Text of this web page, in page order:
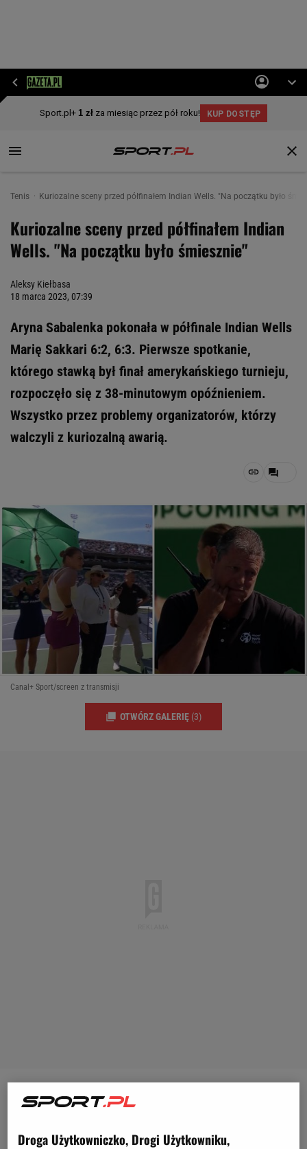
Tenis Kuriozalne sceny przed półfinałem Indian Wells. "Na początku było
Kuriozalne sceny przed półfinałem Indian
Wells. "Na początku było śmiesznie"
Aleksy Kiełbasa
18 marca 2023, 07:39
Aryna Sabalenka pokonała w półfinale Indian Wells
Marię Sakkari 6:2, 6:3. Pierwsze spotkanie,
którego stawką był finał amerykańskiego turnieju,
rozpoczęło się z 38-minutowym opóźnieniem.
Wszystko przez problemy organizatorów, którzy
walczyli z kuriozalną awarią.
Canal+ Sport/screen z transmisji
OTWÓRZ GALERIĘ (3)
Aryna Sabalenka(2. WTA), jako wiceliderka rankingu
faworytką w meczu z Marią Sakkari (7. WTA).
Droga Użytkowniczko, Drogi Użytkowniku,